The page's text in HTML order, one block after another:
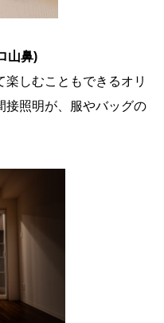
山鼻)
しむこともできるオリ
接照明が、服やバッグの